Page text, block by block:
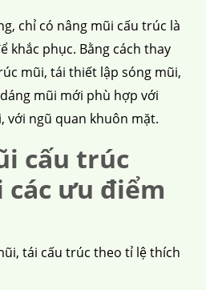
chỉ có nâng mũi cấu trúc là
khắc phục. Bằng cách thay
mũi, tái thiết lập sóng mũi,
mũi mới phù hợp với
với ngũ quan khuôn mặt.
cấu trúc
các ưu điểm
tái cấu trúc theo tỉ lệ thích